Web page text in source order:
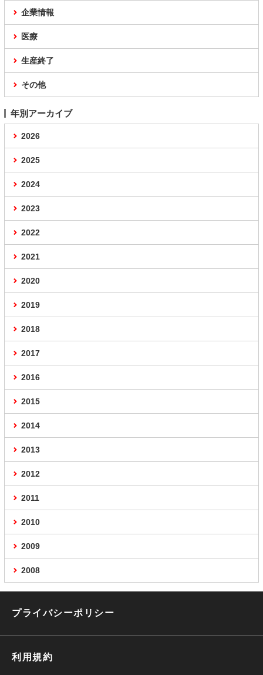
企業情報
医療
生産終了
その他
年別アーカイブ
2026
2025
2024
2023
2022
2021
2020
2019
2018
2017
2016
2015
2014
2013
2012
2011
2010
2009
2008
プライバシーポリシー
利用規約